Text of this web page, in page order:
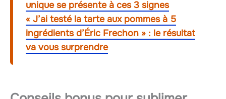
unique se présente à ces 3 signes
« J’ai testé la tarte aux pommes à 5
ingrédients d’Éric Frechon » : le résultat
va vous surprendre